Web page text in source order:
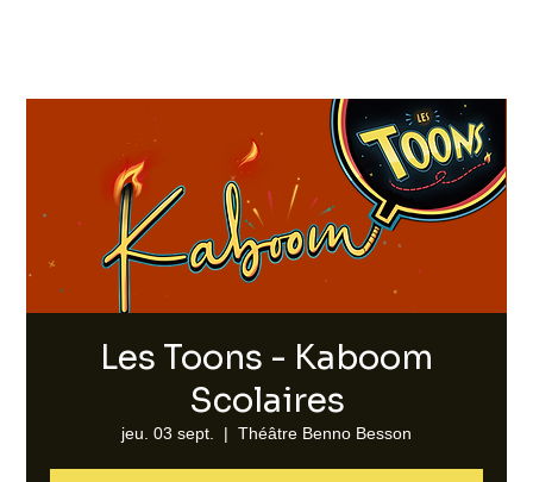
Les Toons - Kaboom
Scolaires
jeu. 03 sept.
  |
Théâtre Benno Besson